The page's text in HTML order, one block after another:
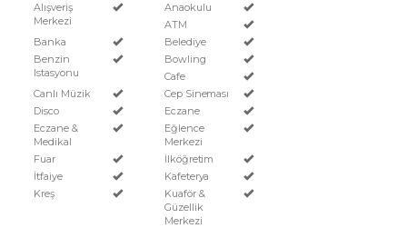
Alışveriş
Merkezi
Anaokulu
ATM
Banka
Belediye
Benzin
Istasyonu
Bowling
Cafe
Canlı Müzik
Cep Sineması
Disco
Eczane
Eczane &
Medikal
Eğlence
Merkezi
Fuar
İlköğretim
İtfaiye
Kafeterya
Kreş
Kuaför &
Güzellik
Merkezi